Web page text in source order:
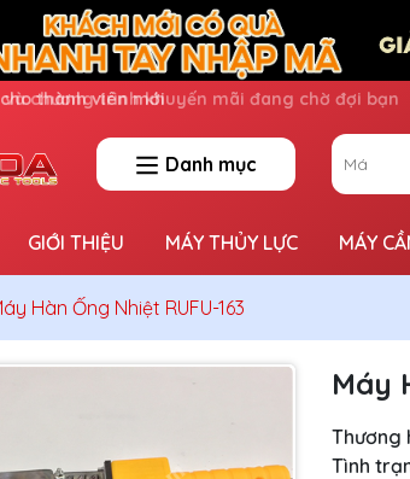
thành viên mới
Danh mục
GIỚI THIỆU MÁY THỦY LỰC MÁY
Hàn Ống Nhiệt RUFU-163
Máy
Thương
Tình